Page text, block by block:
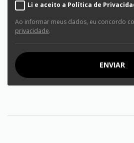
Li e aceito a Política de
Ao informar meus dados, eu concordo
privacidade.
ENVIAR